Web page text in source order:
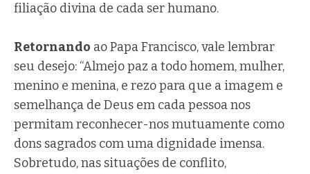
filiação divina de cada ser humano.
Retornando ao Papa Francisco, vale lembrar
seu desejo: “Almejo paz a todo homem, mulher,
menino e menina, e rezo para que a imagem e
semelhança de Deus em cada pessoa nos
permitam reconhecer-nos mutuamente como
dons sagrados com uma dignidade imensa.
Sobretudo, nas situações de conflito,